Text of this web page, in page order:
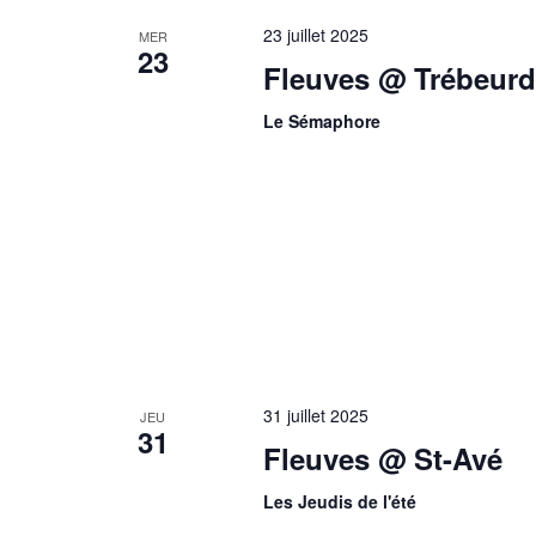
MER
23
23 juillet 2025
Fleuves @
Le Sémaphore
JEU
31
31 juillet 2025
Fleuves @ St-Avé
Les Jeudis de l'été